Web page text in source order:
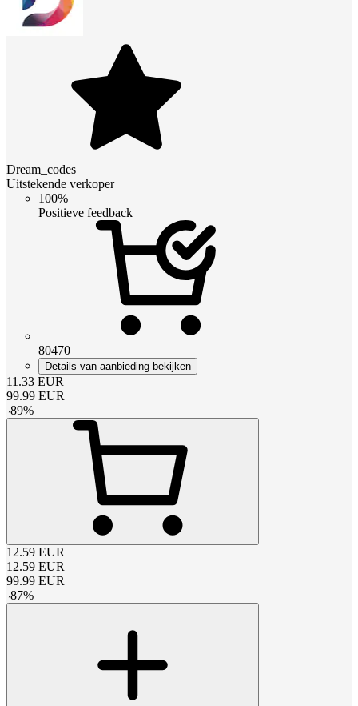
Dream_codes
Uitstekende verkoper
100%
Positieve feedback
80470
Details van aanbieding bekijken
11.33 EUR
99.99 EUR
-89%
12.59 EUR
12.59 EUR
99.99 EUR
-87%